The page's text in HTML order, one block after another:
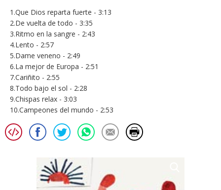
1.Que Dios reparta fuerte - 3:13
2.De vuelta de todo - 3:35
3.Ritmo en la sangre - 2:43
4.Lento - 2:57
5.Dame veneno - 2:49
6.La mejor de Europa - 2:51
7.Cariñito - 2:55
8.Todo bajo el sol - 2:28
9.Chispas relax - 3:03
10.Campeones del mundo - 2:53